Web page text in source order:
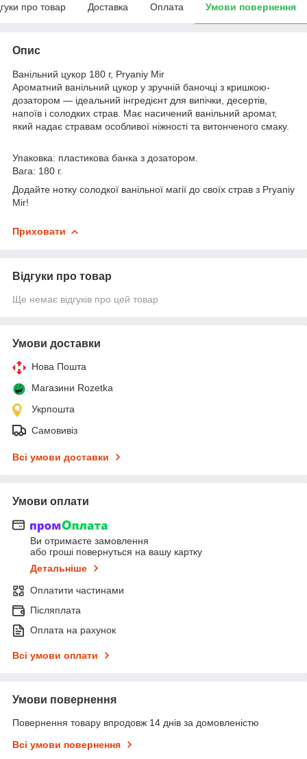
про товар Доставка Оплата Умови повернення
Опис
Ванільний цукор 180 г, Pryaniy Mir
Ароматний ванільний цукор у зручній баночці з кришкою-
дозатором — ідеальний інгредієнт для випічки, десертів,
напоїв і солодких страв. Має насичений ванільний аромат,
який надає стравам особливої ніжності та витонченого смаку.
Упаковка: пластикова банка з дозатором.
Вага: 180 г.
Додайте нотку солодкої ванільної магії до своїх страв з Pryaniy
Mir!
Приховати
Відгуки про товар
Ще немає відгуків про цей товар
Умови доставки
Нова Пошта
Магазини Rozetka
Укрпошта
Самовивіз
Всі умови доставки
Умови оплати
Ви отримаєте замовлення
або гроші повернуться на вашу картку
Детальніше
Оплатити частинами
Післяплата
Оплата на рахунок
Всі умови оплати
Умови повернення
Повернення товару впродовж 14 днів за домовленістю
Всі умови повернення